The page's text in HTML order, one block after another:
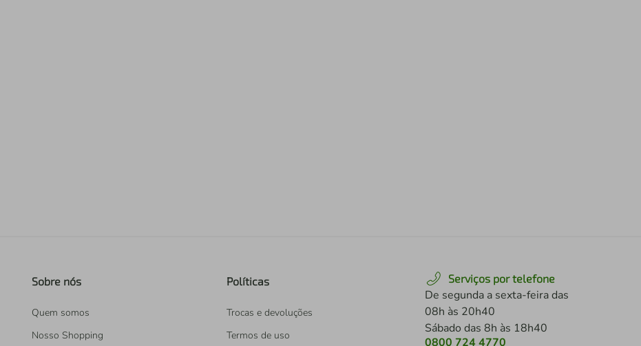
Sobre nós
Quem somos
Nosso Shopping
Políticas
Trocas e devoluções
Termos de uso
Serviços por telefone
De segunda a sexta-feira das
08h às 20h40
Sábado das 8h às 18h40
0800 724 4770